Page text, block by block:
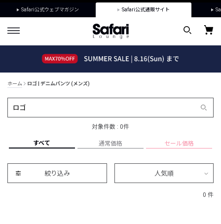
Safari公式ウェブマガジン Safari公式通販サイト
ホーム ロゴ | デニムパンツ (メンズ)
対象件数 : 0件
すべて 通常価格 セール価格
絞り込み 人気順
0 件